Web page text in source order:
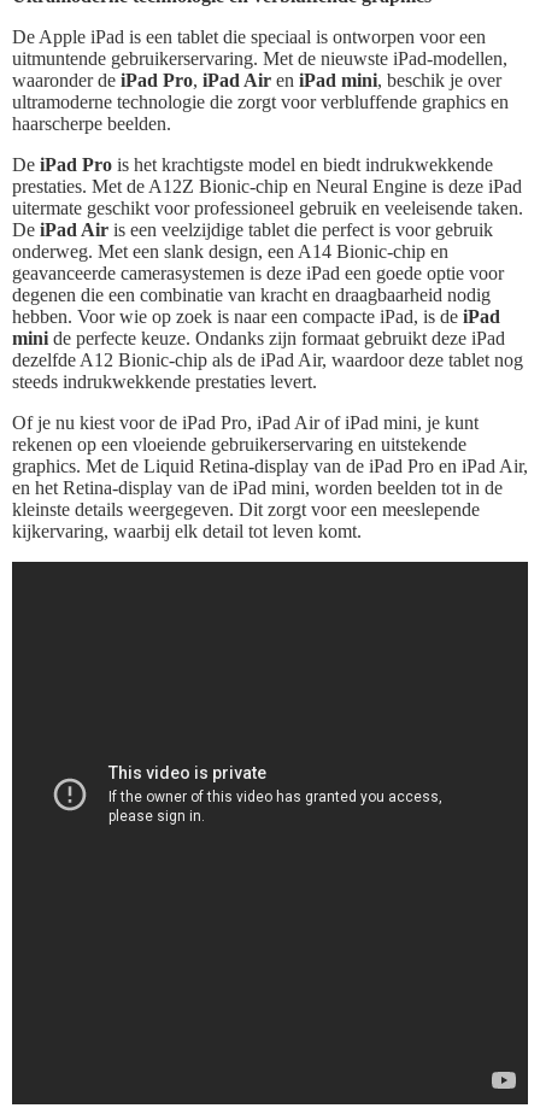
De Apple iPad is een tablet die speciaal is ontworpen voor een
uitmuntende gebruikerservaring. Met de nieuwste iPad-modellen,
waaronder de iPad Pro, iPad Air en iPad mini, beschik je over
ultramoderne technologie die zorgt voor verbluffende graphics en
haarscherpe beelden.
De iPad Pro is het krachtigste model en biedt indrukwekkende
prestaties. Met de A12Z Bionic-chip en Neural Engine is deze iPad
uitermate geschikt voor professioneel gebruik en veeleisende taken.
De iPad Air is een veelzijdige tablet die perfect is voor gebruik
onderweg. Met een slank design, een A14 Bionic-chip en
geavanceerde camerasystemen is deze iPad een goede optie voor
degenen die een combinatie van kracht en draagbaarheid nodig
hebben. Voor wie op zoek is naar een compacte iPad, is de iPad
mini de perfecte keuze. Ondanks zijn formaat gebruikt deze iPad
dezelfde A12 Bionic-chip als de iPad Air, waardoor deze tablet nog
steeds indrukwekkende prestaties levert.
Of je nu kiest voor de iPad Pro, iPad Air of iPad mini, je kunt
rekenen op een vloeiende gebruikerservaring en uitstekende
graphics. Met de Liquid Retina-display van de iPad Pro en iPad Air,
en het Retina-display van de iPad mini, worden beelden tot in de
kleinste details weergegeven. Dit zorgt voor een meeslepende
kijkervaring, waarbij elk detail tot leven komt.